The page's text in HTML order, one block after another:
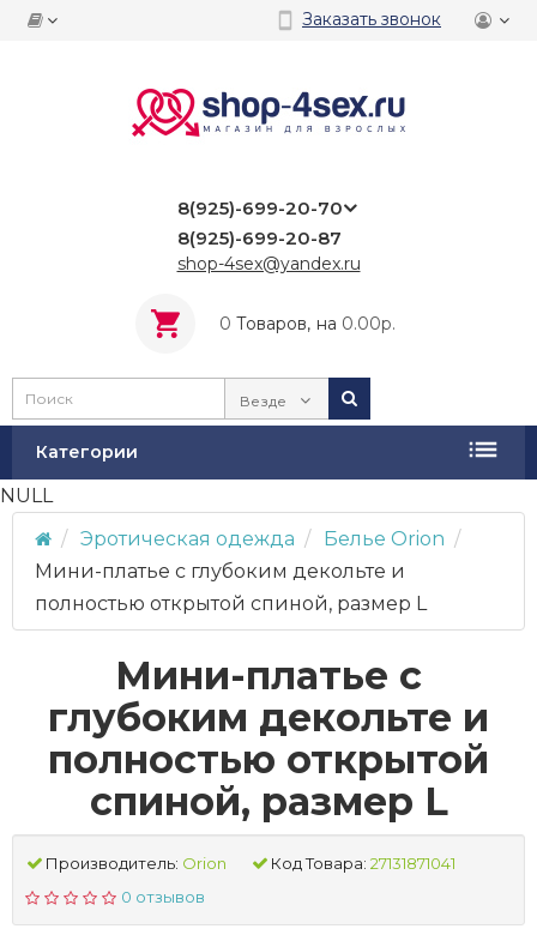
Заказать звонок
8(925)-699-20-70
8(925)-699-20-87
shop-4sex@yandex.ru
0 Tоваров, на 0.00р.
Везде
Категории
NULL
Эротическая одежда
Белье Orion
Мини-платье с глубоким декольте и
полностью открытой спиной, размер L
Мини-платье с
глубоким декольте и
полностью открытой
спиной, размер L
Производитель: Orion Код Товара: 27131871041
0 отзывов